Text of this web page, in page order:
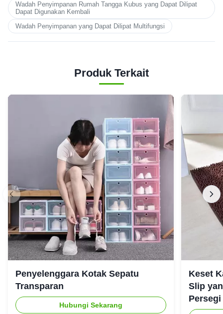
Wadah Penyimpanan Rumah Tangga Kubus yang Dapat Dilipat
Dapat Digunakan Kembali
Wadah Penyimpanan yang Dapat Dilipat Multifungsi
Produk Terkait
Penyelenggara Kotak Sepatu
Transparan
Hubungi Sekarang
Keset
Slip